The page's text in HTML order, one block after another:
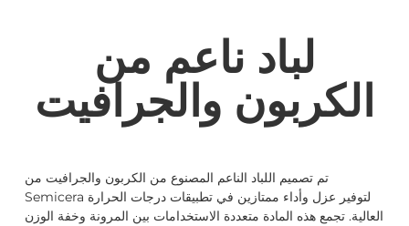
لباد ناعم من
الكربون والجرافيت
تم تصميم اللباد الناعم المصنوع من الكربون والجرافيت من
Semicera لتوفير عزل وأداء ممتازين في تطبيقات درجات الحرارة
العالية. تجمع هذه المادة متعددة الاستخدامات بين المرونة وخفة الوزن